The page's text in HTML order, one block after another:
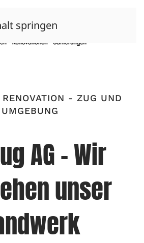
springen
- ZUG UND
UMGEBUNG
AG - Wir
unser